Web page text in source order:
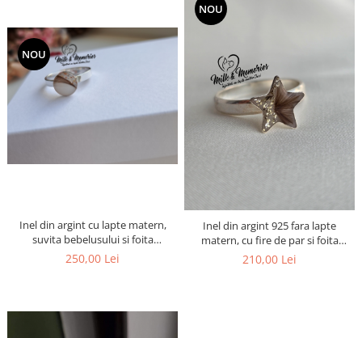
NOU
Inel din argint cu lapte matern,
suvita bebelusului si foita
argintie/roz
250,00 Lei
NOU
Inel din argint 925 fara lapte
matern, cu fire de par si foita
aurie-argintie
210,00 Lei